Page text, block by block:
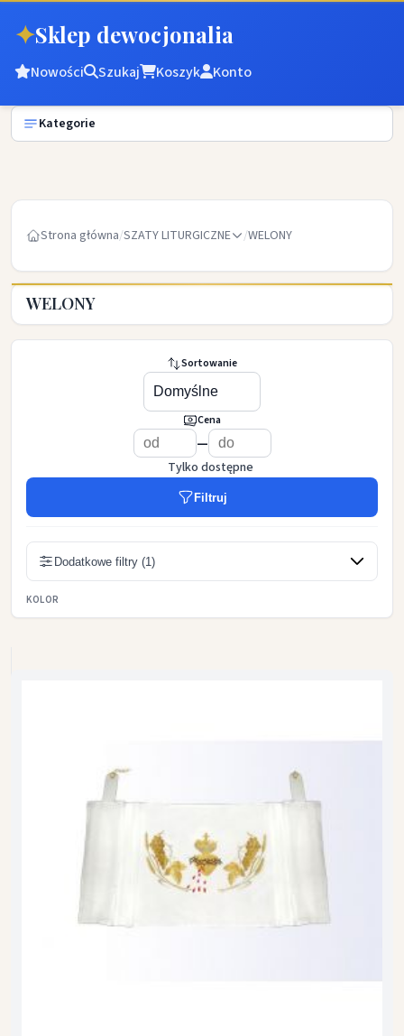
✦Sklep dewocjonalia
Nowości Szukaj Koszyk Konto
Kategorie
Strona główna/SZATY LITURGICZNE /WELONY
WELONY
Sortowanie
Cena
—
Tylko dostępne
Filtruj
Dodatkowe filtry (1)
KOLOR